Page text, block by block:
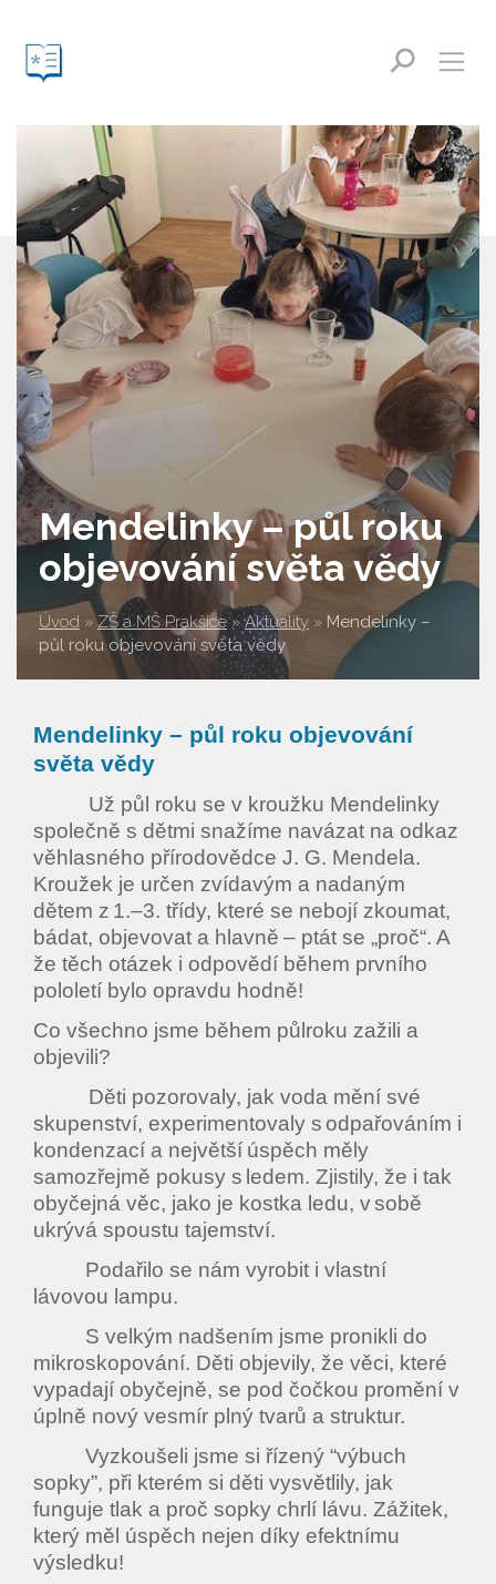
Mendelinky – půl roku
objevování světa vědy
Úvod » ZŠ a MŠ Prakšice » Aktuality » Mendelinky –
půl roku objevování světa vědy
Mendelinky – půl roku objevování
světa vědy
Už půl roku se v kroužku Mendelinky
společně s dětmi snažíme navázat na odkaz
věhlasného přírodovědce J. G. Mendela.
Kroužek je určen zvídavým a nadaným
dětem z 1.–3. třídy, které se nebojí zkoumat,
bádat, objevovat a hlavně – ptát se „proč“. A
že těch otázek i odpovědí během prvního
pololetí bylo opravdu hodně!
Co všechno jsme během půlroku zažili a
objevili?
Děti pozorovaly, jak voda mění své
skupenství, experimentovaly sodpařováním i
kondenzací a největší úspěch mě ly
samozřejmě pokusy s ledem. Zjistily, že i tak
obyčejná věc, jako je kostka ledu, vsobě
ukrývá spoustu tajemství.
Podařilo se nám vyrobit i vlastní
lávovou lampu.
S velkým nadšením jsme pronikli do
mikroskopování. Děti objevily, že věci, které
vypadají obyčejně, se pod čočkou promění v
úplně nový vesmír plný tvarů a struktur.
Vyzkoušeli jsme si řízený “výbuch
sopky”, při kterém si děti vysvětlily, jak
funguje tlak a proč sopky chrlí lávu. Zážitek,
který měl úspěch nejen díky efektnímu
výsledku!